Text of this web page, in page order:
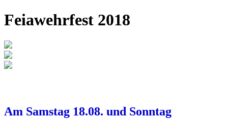
Feiawehrfest 2018
Am Samstag 18.08. und Sonntag